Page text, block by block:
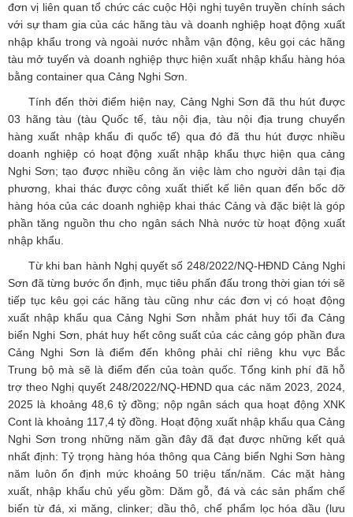
đơn vị liên quan tổ chức các cuộc Hội nghị tuyên truyền chính sách
với sự tham gia của các hãng tàu và doanh nghiệp hoạt động xuất
nhập khẩu trong và ngoài nước nhằm vận động, kêu gọi các hãng
tàu mở tuyến và doanh nghiệp thực hiện xuất nhập khẩu hàng hóa
bằng container qua Cảng Nghi Sơn.
Tính đến thời điểm hiện nay, Cảng Nghi Sơn đã thu hút được
03 hãng tàu (tàu Quốc tế, tàu nội địa, tàu nội địa trung chuyển
hàng xuất nhập khẩu đi quốc tế) qua đó đã thu hút được nhiều
doanh nghiệp có hoạt động xuất nhập khẩu thực hiện qua cảng
Nghi Sơn; tạo được nhiều công ăn việc làm cho người dân tại địa
phương, khai thác được công xuất thiết kế liên quan đến bốc dỡ
hàng hóa của các doanh nghiệp khai thác Cảng và đặc biệt là góp
phần tăng nguồn thu cho ngân sách Nhà nước từ hoạt động xuất
nhập khẩu.
Từ khi ban hành Nghị quyết số 248/2022/NQ-HĐND Cảng Nghi
Sơn đã từng bước ổn định, mục tiêu phấn đấu trong thời gian tới sẽ
tiếp tục kêu gọi các hãng tàu cũng như các đơn vị có hoạt động
xuất nhập khẩu qua Cảng Nghi Sơn nhằm phát huy tối đa Cảng
biển Nghi Sơn, phát huy hết công suất của các cảng góp phần đưa
Cảng Nghi Sơn là điểm đến không phải chỉ riêng khu vực Bắc
Trung bộ mà sẽ là điểm đến của toàn quốc. Tổng kinh phí đã hỗ
trợ theo Nghị quyết 248/2022/NQ-HĐND qua các năm 2023, 2024,
2025 là khoảng 48,6 tỷ đồng; nộp ngân sách qua hoạt động XNK
Cont là khoảng 117,4 tỷ đồng. Hoạt động xuất nhập khẩu qua Cảng
Nghi Sơn trong những năm gần đây đã đạt được những kết quả
nhất định: Tỷ trọng hàng hóa thông qua Cảng biển Nghi Sơn hàng
năm luôn ổn định mức khoảng 50 triệu tấn/năm. Các mặt hàng
xuất, nhập khẩu chủ yếu gồm: Dăm gỗ, đá và các sản phẩm chế
biến từ đá, xi măng, clinker; dầu thô, chế phẩm lọc hóa dầu (lưu